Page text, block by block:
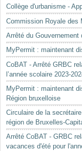
Collège d'urbanisme -
Commission Royale des
Arrêté du Gouvernement
MyPermit : maintenant
CoBAT - Arrêté GRBC
l’année scolaire 2023-
MyPermit : maintenant
Région bruxelloise
Circulaire de la
région de Bruxelles-
Arrêté CoBAT - GRBC
vacances d'été pour